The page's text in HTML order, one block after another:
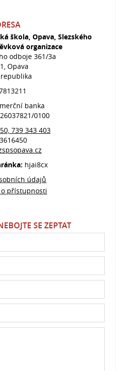
škola, Opava, Slezského
organizace
odboje 361/3a
Opava
republika
banka
0100
739 343 403
hjai8cx
údajů
přístupnosti
SE ZEPTAT